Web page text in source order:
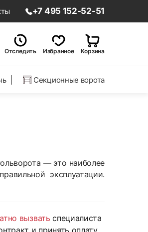
+7 495 152-52-51
Отследить Избранное Корзина
Секционные ворота
— это наиболее
эксплуатации.
вызвать специалиста
и принять оплату